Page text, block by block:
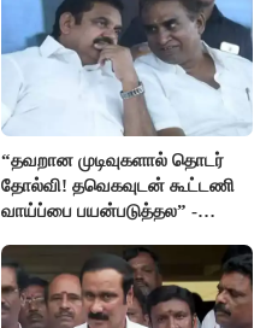
“தவறான முடிவுகளால் தொடர்
தோல்வி! தவெகவுடன் கூட்டணி
வாய்ப்பை பயன்படுத்தல” -